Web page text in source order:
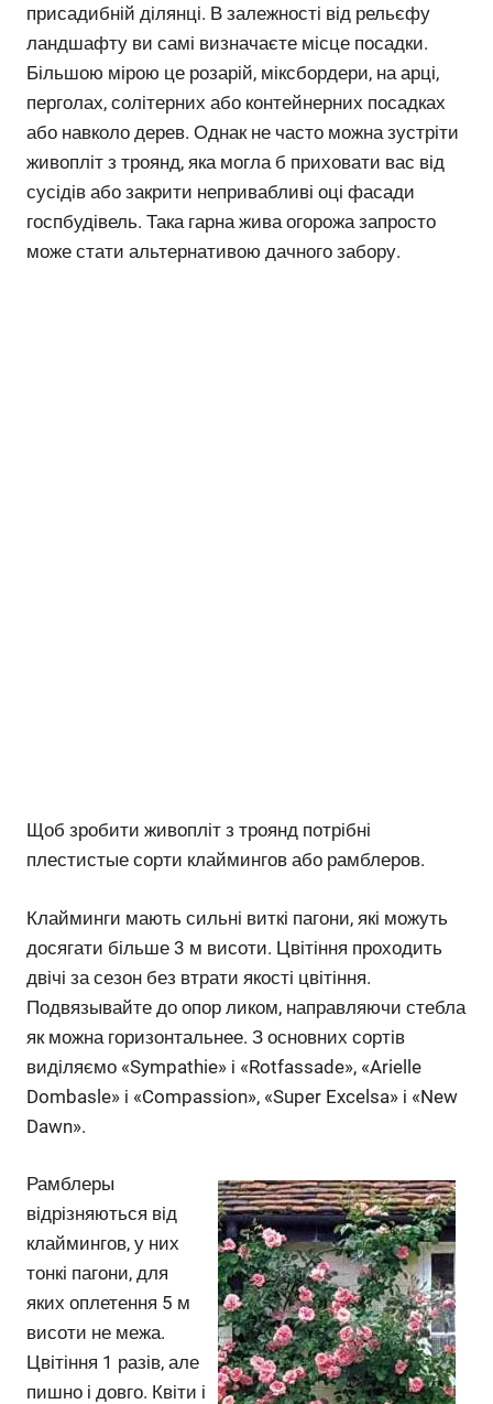
присадибній ділянці. В залежності від рельєфу
ландшафту ви самі визначаєте місце посадки.
Більшою мірою це розарій, міксбордери, на арці,
перголах, солітерних або контейнерних посадках
або навколо дерев. Однак не часто можна зустріти
живопліт з троянд, яка могла б приховати вас від
сусідів або закрити непривабливі оці фасади
госпбудівель. Така гарна жива огорожа запросто
може стати альтернативою дачного забору.
Щоб зробити живопліт з троянд потрібні
плестистые сорти клаймингов або рамблеров.
Клайминги мають сильні виткі пагони, які можуть
досягати більше 3 м висоти. Цвітіння проходить
двічі за сезон без втрати якості цвітіння.
Подвязывайте до опор ликом, направляючи стебла
як можна горизонтальнее. З основних сортів
виділяємо «Sympathie» і «Rotfassade», «Arielle
Dombasle» і «Compassion», «Super Excelsa» і «New
Dawn».
Рамблеры
відрізняються від
клаймингов, у них
тонкі пагони, для
яких оплетення 5 м
висоти не межа.
Цвітіння 1 разів, але
пишно і довго. Квіти і